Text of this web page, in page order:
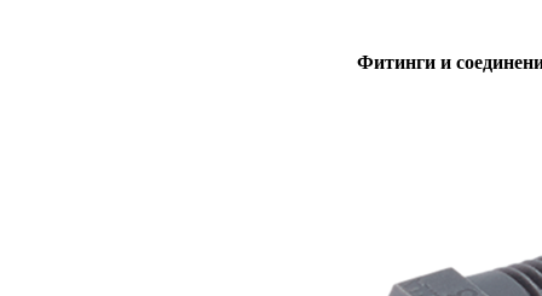
Фитинги и